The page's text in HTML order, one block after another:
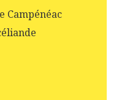
Campénéac